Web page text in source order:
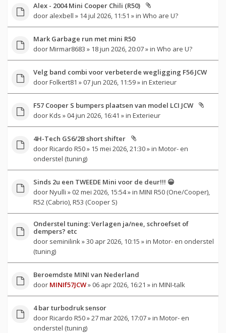
Alex - 2004 Mini Cooper Chili (R50)
door alexbell » 14 jul 2026, 11:51 » in Who are U?
Mark Garbage run met mini R50
doorMirmar8683 » 18 jun 2026, 20:07 » in Who are U?
Velg band combi voor verbeterde wegligging F56 JCW
doorFolkert81 » 07 jun 2026, 11:59 » in Exterieur
F57 Cooper S bumpers plaatsen van model LCI JCW
doorKds » 04 jun 2026, 16:41 » in Exterieur
4H-Tech GS6/2B short shifter
doorRicardo R50» 15 mei 2026, 21:30 » in Motor- en
onderstel (tuning)
Sinds 2u een TWEEDE Mini voor de deur!!! 😀
doorNyulli » 02 mei 2026, 15:54 » in MINI R50 (One/Cooper),
R52 (Cabrio), R53 (Cooper S)
Onderstel tuning: Verlagen ja/nee, schroefset of
dempers? etc
door seminilink » 30 apr 2026, 10:15 » in Motor- en onderstel
(tuning)
Beroemdste MINI van Nederland
door MINIf57JCW» 06 apr 2026, 16:21 » in MINI-talk
4 bar turbodruk sensor
doorRicardo R50» 27 mar 2026, 17:07 » in Motor- en
onderstel (tuning)